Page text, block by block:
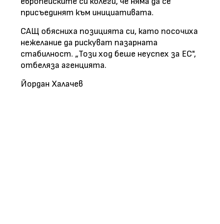
присъединят към инициативата.
САЩ обясниха позицията си, като посочиха
нежелание да рискуват пазарната
стабилност. „Този ход беше неуспех за ЕС",
отбеляза агенцията.
Йордан Халачев